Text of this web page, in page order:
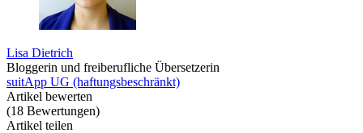
Lisa Dietrich
Bloggerin und freiberufliche Übersetzerin
suitApp UG (haftungsbeschränkt)
Artikel bewerten
(18 Bewertungen)
Artikel teilen